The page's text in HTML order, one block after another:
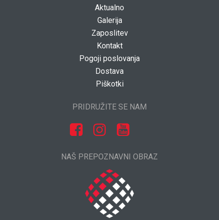
Aktualno
Galerija
Zaposlitev
Kontakt
Pogoji poslovanja
Dostava
Piškotki
PRIDRUŽITE SE NAM
NAŠ PREPOZNAVNI OBRAZ